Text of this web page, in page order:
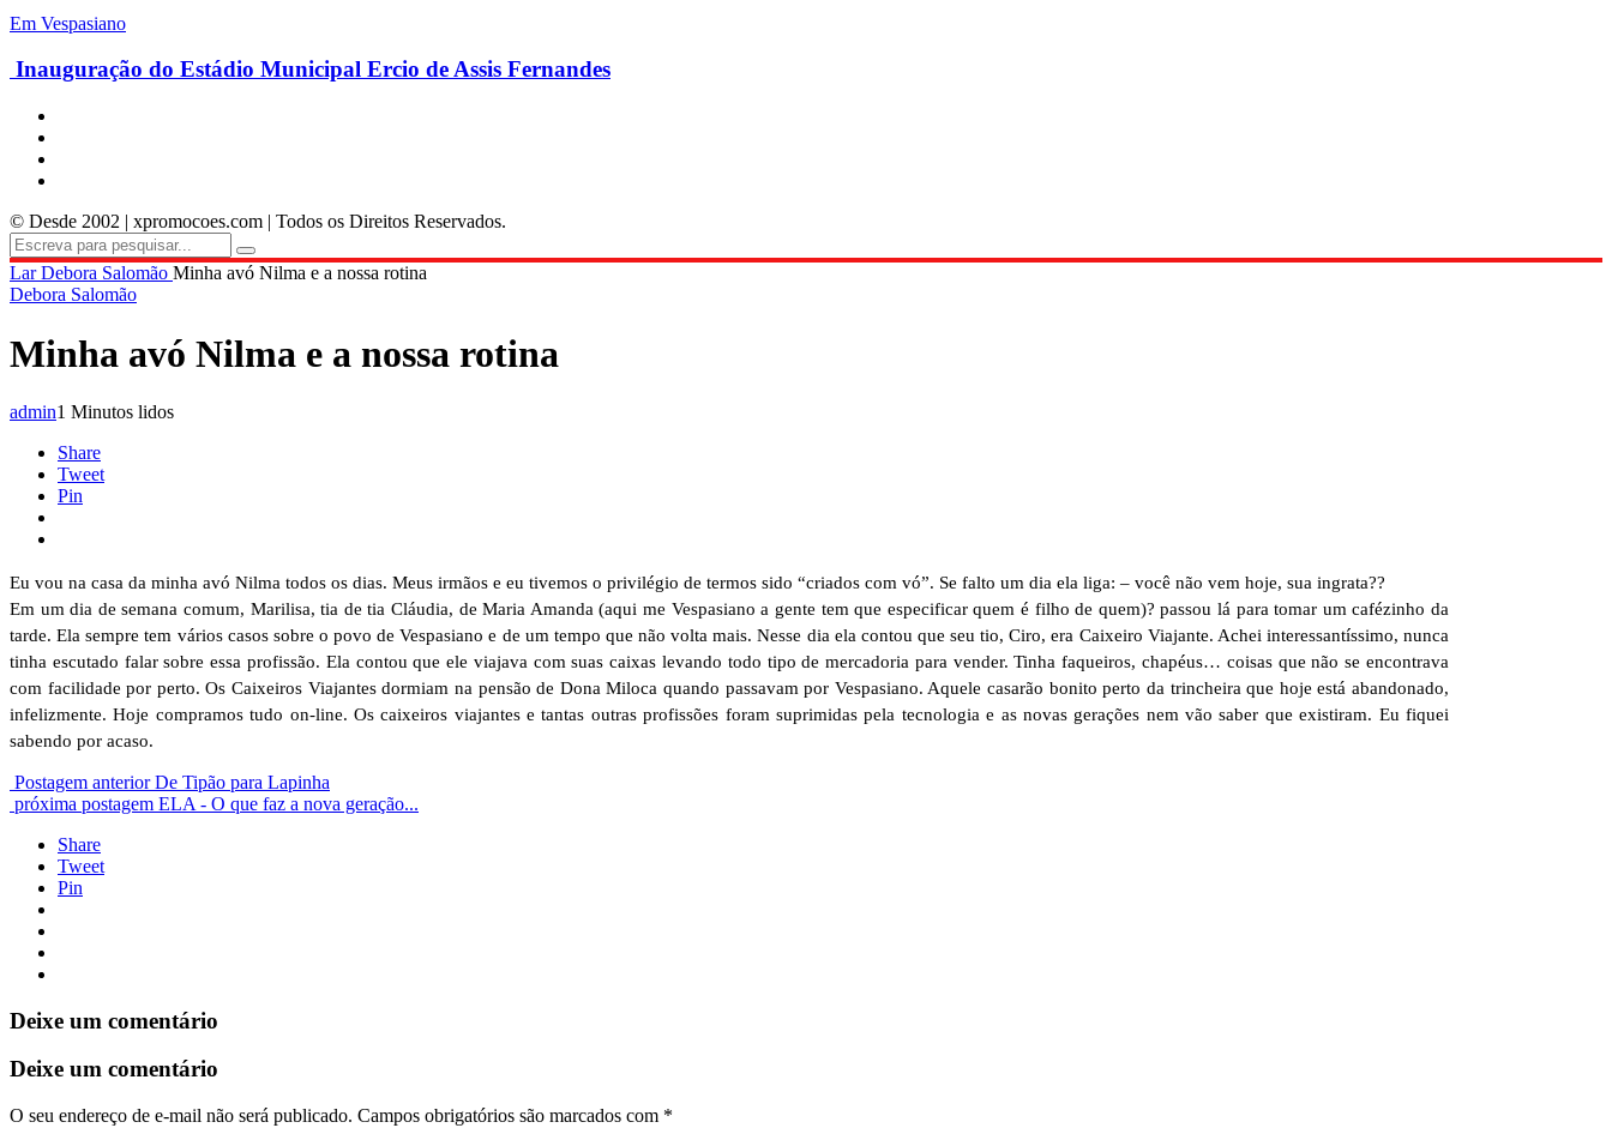
Em Vespasiano
Inauguração do Estádio Municipal Ercio de Assis Fernandes
© Desde 2002 | xpromocoes.com | Todos os Direitos Reservados.
LarDebora Salomão Minha avó Nilma e a nossa rotina
Debora Salomão
Minha avó Nilma e a nossa rotina
admin1 Minutos lidos
Share
Tweet
Pin
Eu vou na casa da minha avó Nilma todos os dias. Meus irmãos e eu tivemos o privilégio de termos sido “criados com vó”. Se falto um dia ela liga: – você não vem hoje, sua ingrata??
Em um dia de semana comum, Marilisa, tia de tia Cláudia, de Maria Amanda (aqui me Vespasiano a gente tem que especificar quem é filho de quem)? passou lá para tomar um cafézinho da
tarde. Ela sempre tem vários casos sobre o povo de Vespasiano e de um tempo que não volta mais. Nesse dia ela contou que seu tio, Ciro, era Caixeiro Viajante. Achei interessantíssimo, nunca
tinha escutado falar sobre essa profissão. Ela contou que ele viajava com suas caixas levando todo tipo de mercadoria para vender. Tinha faqueiros, chapéus… coisas que não se encontrava
com facilidade por perto. Os Caixeiros Viajantes dormiam na pensão de Dona Miloca quando passavam por Vespasiano. Aquele casarão bonito perto da trincheira que hoje está abandonado,
infelizmente. Hoje compramos tudo on-line. Os caixeiros viajantes e tantas outras profissões foram suprimidas pela tecnologia e as novas gerações nem vão saber que existiram. Eu fiquei
sabendo por acaso.
Postagem anterior De Tipão para Lapinha
próxima postagem ELA - O que faz a nova geração...
Share
Tweet
Pin
Deixe um comentário
Deixe um comentário
O seu endereço de e-mail não será publicado. Campos obrigatórios são marcados com *